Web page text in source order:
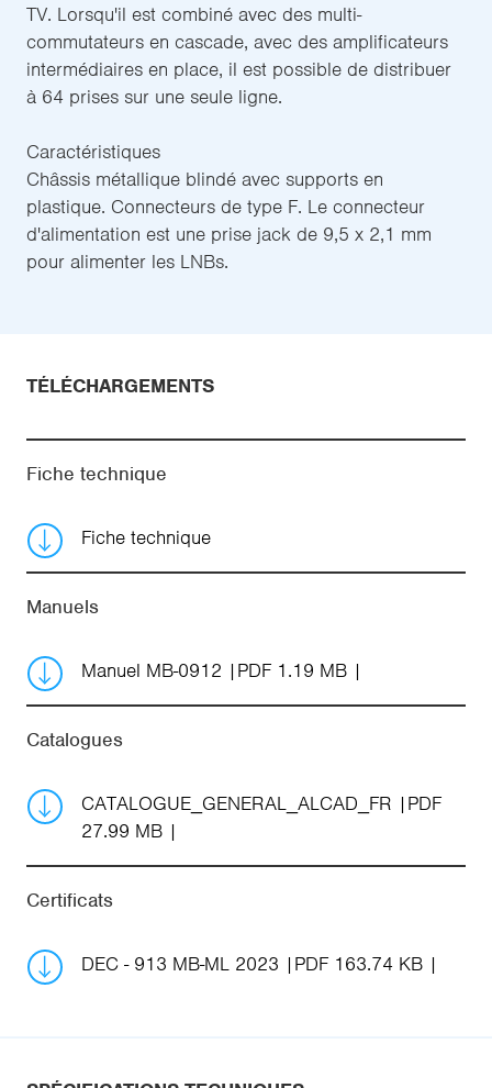
TV. Lorsqu'il est combiné avec des multi-
commutateurs en cascade, avec des amplificateurs
intermédiaires en place, il est possible de distribuer
à 64 prises sur une seule ligne.
Caractéristiques
Châssis métallique blindé avec supports en
plastique. Connecteurs de type F. Le connecteur
d'alimentation est une prise jack de 9,5 x 2,1 mm
pour alimenter les LNBs.
TÉLÉCHARGEMENTS
Fiche technique
Fiche technique
Manuels
Manuel MB-0912 PDF 1.19 MB
Catalogues
CATALOGUE_GENERAL_ALCAD_FR
PDF
27.99 MB
Certificats
DEC - 913 MB-ML 2023 PDF 163.74 KB